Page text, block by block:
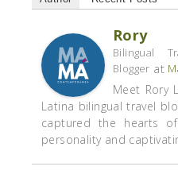
Rory
Bilingual
Blogger at
Meet Rory
Latina bilingual travel
captured the hearts
personality and